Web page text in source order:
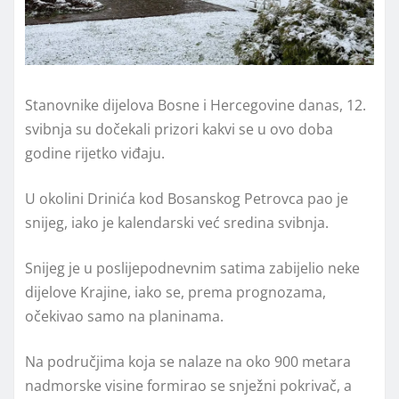
Stanovnike dijelova Bosne i Hercegovine danas, 12.
svibnja su dočekali prizori kakvi se u ovo doba
godine rijetko viđaju.
U okolini Drinića kod Bosanskog Petrovca pao je
snijeg, iako je kalendarski već sredina svibnja.
Snijeg je u poslijepodnevnim satima zabijelio neke
dijelove Krajine, iako se, prema prognozama,
očekivao samo na planinama.
Na područjima koja se nalaze na oko 900 metara
nadmorske visine formirao se snježni pokrivač, a